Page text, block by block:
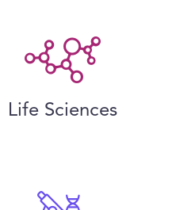
Life Sciences